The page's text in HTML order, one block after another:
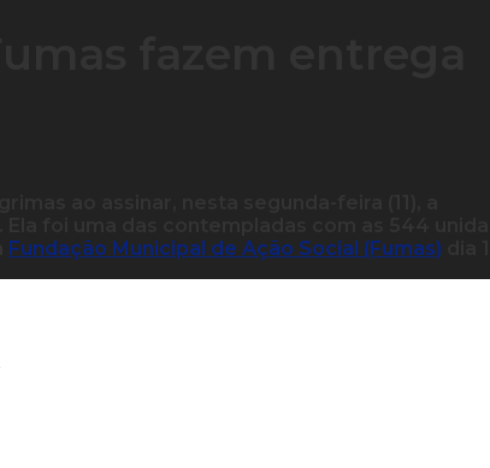
Fundação Municipal de Ação Social (Fumas)